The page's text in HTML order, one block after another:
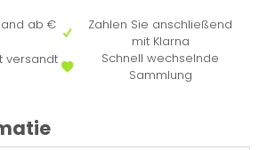
ab €
versandt
Zahlen Sie anschließend
mit Klarna
Schnell wechselnde
Sammlung